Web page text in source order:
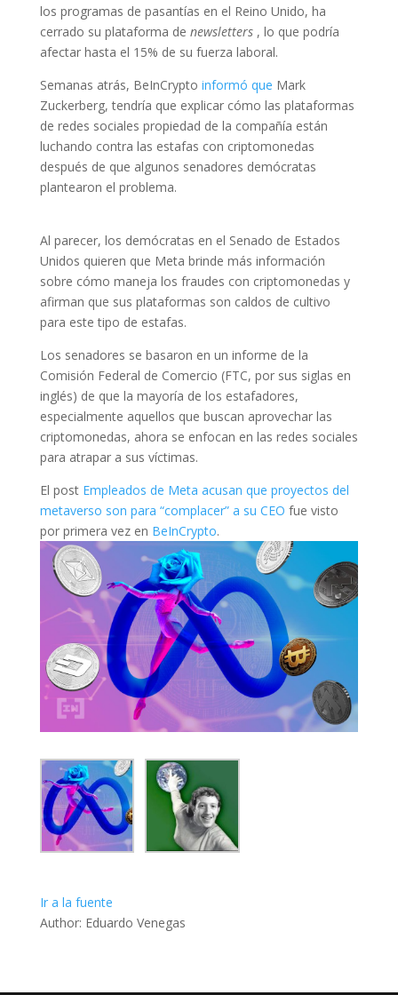
los programas de pasantías en el Reino Unido, ha
cerrado su plataforma de newsletters , lo que podría
afectar hasta el 15% de su fuerza laboral.
Semanas atrás, BeInCrypto informó que Mark
Zuckerberg, tendría que explicar cómo las plataformas
de redes sociales propiedad de la compañía están
luchando contra las estafas con criptomonedas
después de que algunos senadores demócratas
plantearon el problema.
Al parecer, los demócratas en el Senado de Estados
Unidos quieren que Meta brinde más información
sobre cómo maneja los fraudes con criptomonedas y
afirman que sus plataformas son caldos de cultivo
para este tipo de estafas.
Los senadores se basaron en un informe de la
Comisión Federal de Comercio (FTC, por sus siglas en
inglés) de que la mayoría de los estafadores,
especialmente aquellos que buscan aprovechar las
criptomonedas, ahora se enfocan en las redes sociales
para atrapar a sus víctimas.
El post Empleados de Meta acusan que proyectos del
metaverso son para “complacer” a su CEO fue visto
por primera vez en BeInCrypto.
Ir a la fuente
Author: Eduardo Venegas